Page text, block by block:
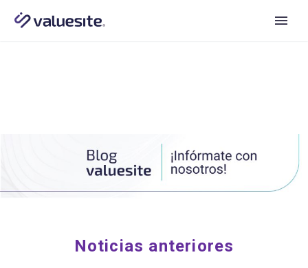
Noticias anteriores